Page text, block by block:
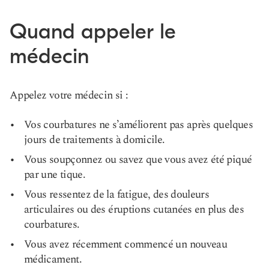
Quand appeler le
médecin
Appelez votre médecin si :
Vos courbatures ne s’améliorent pas après quelques
jours de traitements à domicile.
Vous soupçonnez ou savez que vous avez été piqué
par une tique.
Vous ressentez de la fatigue, des douleurs
articulaires ou des éruptions cutanées en plus des
courbatures.
Vous avez récemment commencé un nouveau
médicament.